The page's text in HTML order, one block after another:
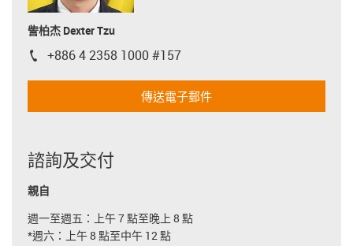
訾柏杰 Dexter Tzu
igus-icon-phone
+886 4 2358 1000 #157
傳送電子郵件
諮詢及交付
親自
週一至週五：上午 7 點至晚上 8 點
*週六：上午 8 點至中午 12 點